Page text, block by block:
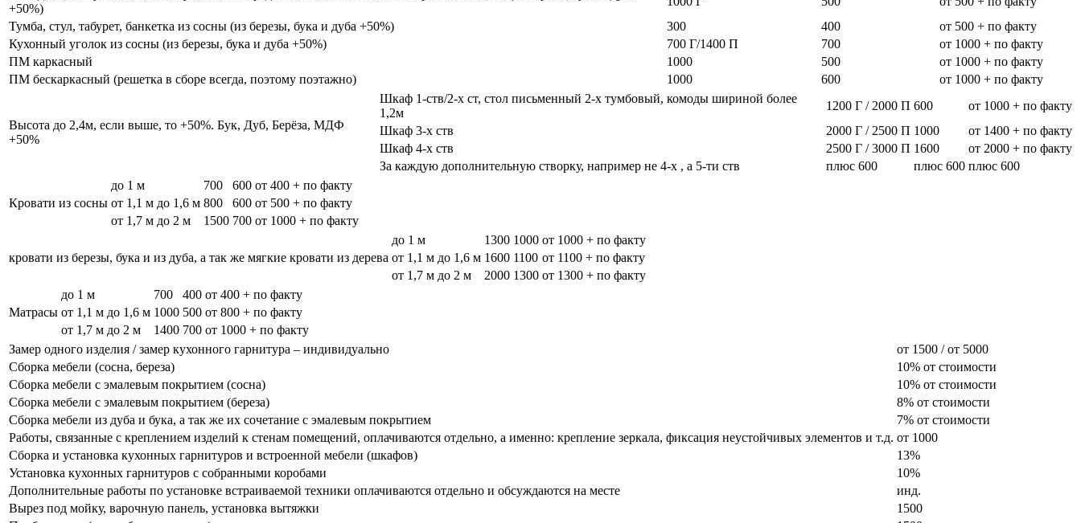
+50%)
Тумба, стул, табурет, банкетка из сосны (из березы, бука и дуба +50%)
300 400
от 500 + по факту
Кухонный уголок из сосны (из березы, бука и дуба +50%)
700 Г/1400 П 700
от 1000 + по факту
ПМ каркасный
1000 500
от 1000 + по факту
ПМ бескаркасный (решетка в сборе всегда, поэтому поэтажно)
1000 600 от 1000 + по факту
Высота до 2,4м, если выше, то +50%. Бук, Дуб, Берёза, МДФ
+50%
Шкаф 1-ств/2-х ст, стол письменный 2-х тумбовый, комоды шириной более
1,2м
1200 Г / 2000 П 600
от 1000 + по факту
Шкаф 3-х ств
2000 Г / 2500 П 1000
от 1400 + по факту
Шкаф 4-х ств
2500 Г / 3000 П 1600
от 2000 + по факту
За каждую дополнительную створку, например не 4-х , а 5-ти ств
плюс 600 плюс 600 плюс 600
Кровати из сосны
до 1 м 700 600 от 400 + по факту
от 1,1 м до 1,6 м 800 600 от 500 + по факту
от 1,7 м до 2 м
1500 700 от 1000 + по факту
кровати из березы, бука и из дуба, а так же мягкие кровати из дерева
до 1 м 1300 1000 от 1000 + по факту
от 1,1 м до 1,6 м 1600 1100 от 1100 + по факту
от 1,7 м до 2 м
2000 1300 от 1300 + по факту
Матрасы
до 1 м 700 400 от 400 + по факту
от 1,1 м до 1,6 м 1000 500 от 800 + по факту
от 1,7 м до 2 м
1400 700 от 1000 + по факту
Замер одного изделия / замер кухонного гарнитура – индивидуально
от 1500 / от 5000
Сборка мебели (сосна, береза)
10% от стоимости
Сборка мебели с эмалевым покрытием (сосна)
10% от стоимости
Сборка мебели с эмалевым покрытием (береза)
8% от стоимости
Сборка мебели из дуба и бука, а так же их сочетание с эмалевым покрытием
7% от стоимости
Работы, связанные с креплением изделий к стенам помещений, оплачиваются отдельно, а именно: крепление зеркала, фиксация неустойчивых элементов и т.д. от 1000
Сборка и установка кухонных гарнитуров и встроенной мебели (шкафов)
13%
Установка кухонных гарнитуров с собранными коробами
10%
Дополнительные работы по установке встраиваемой техники оплачиваются отдельно и обсуждаются на месте
инд.
Вырез под мойку, варочную панель, установка вытяжки
1500